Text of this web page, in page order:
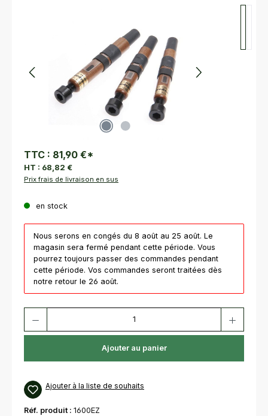
TTC : 81,90 €*
HT : 68,82 €
Prix frais de livraison en sus
en stock
Nous serons en congés du 8 août au 25 août. Le
magasin sera fermé pendant cette période. Vous
pourrez toujours passer des commandes pendant
cette période. Vos commandes seront traitées dès
notre retour le 26 août.
Ajouter au panier
Ajouter à la liste de souhaits
Réf. produit : 1600EZ